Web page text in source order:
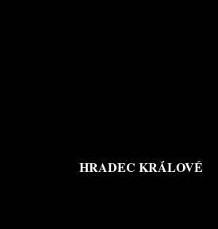
HRADEC KRÁLOVÉ